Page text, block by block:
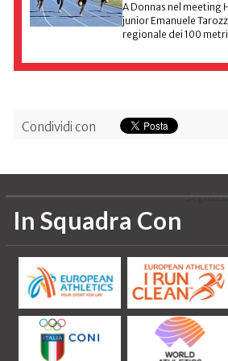
A Donnas nel meeting
junior Emanuele
regionale dei 100
Condividi con
Seguici
In Squadra Con